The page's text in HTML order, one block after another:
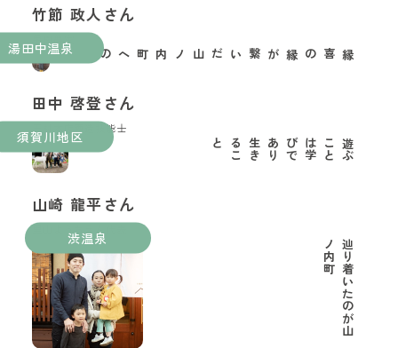
竹節 政人さん
果樹農家
湯田中温泉
縁喜の縁が繋いだ山ノ内町への移住
田中 啓登さん
玉村本店酒造技能士
須賀川地区
遊
ぶ
こ
と
は
学
び
で
あ
り
生
き
る
こ
と
山崎 龍平さん
里山ようちえん代表
渋温泉
辿
り
着
い
た
の
が
山
ノ
内
町